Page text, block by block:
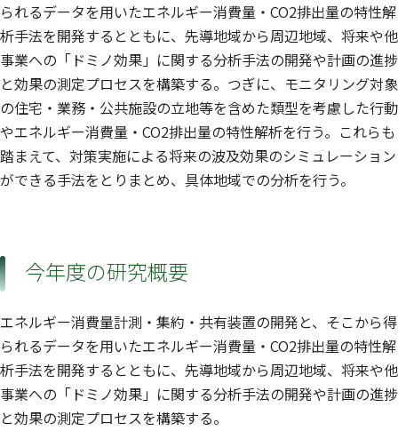
られるデータを用いたエネルギー消費量・CO2排出量の特性解
析手法を開発するとともに、先導地域から周辺地域、将来や他
事業への「ドミノ効果」に関する分析手法の開発や計画の進捗
と効果の測定プロセスを構築する。つぎに、モニタリング対象
の住宅・業務・公共施設の立地等を含めた類型を考慮した行動
やエネルギー消費量・CO2排出量の特性解析を行う。これらも
踏まえて、対策実施による将来の波及効果のシミュレーション
ができる手法をとりまとめ、具体地域での分析を行う。
今年度の研究概要
エネルギー消費量計測・集約・共有装置の開発と、そこから得
られるデータを用いたエネルギー消費量・CO2排出量の特性解
析手法を開発するとともに、先導地域から周辺地域、将来や他
事業への「ドミノ効果」に関する分析手法の開発や計画の進捗
と効果の測定プロセスを構築する。